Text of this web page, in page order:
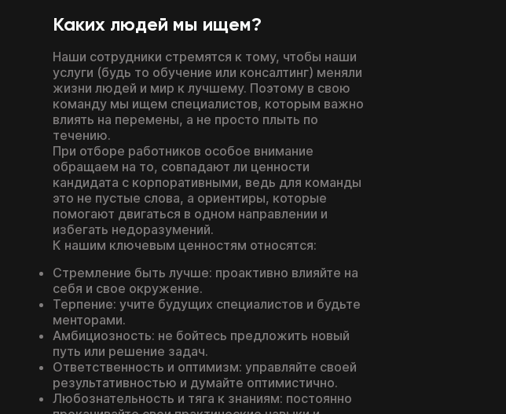
Каких людей мы ищем?
Наши сотрудники стремятся к тому, чтобы наши
услуги (будь то обучение или консалтинг) меняли
жизни людей и мир к лучшему. Поэтому в свою
команду мы ищем специалистов, которым важно
влиять на перемены, а не просто плыть по
течению.
При отборе работников особое внимание
обращаем на то, совпадают ли ценности
кандидата с корпоративными, ведь для команды
это не пустые слова, а ориентиры, которые
помогают двигаться в одном направлении и
избегать недоразумений.
К нашим ключевым ценностям относятся:
Стремление быть лучше: проактивно влияйте на
себя и свое окружение.
Терпение: учите будущих специалистов и будьте
менторами.
Амбициозность: не бойтесь предложить новый
путь или решение задач.
Ответственность и оптимизм: управляйте своей
результативностью и думайте оптимистично.
Любознательность и тяга к знаниям: постоянно